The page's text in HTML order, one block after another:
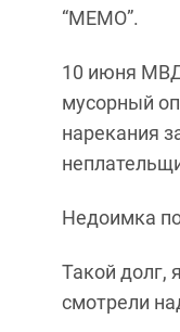
“МЕМО”.
10 июня МВД
мусорный
нарекания
Недоимка
Такой долг,
смотрели